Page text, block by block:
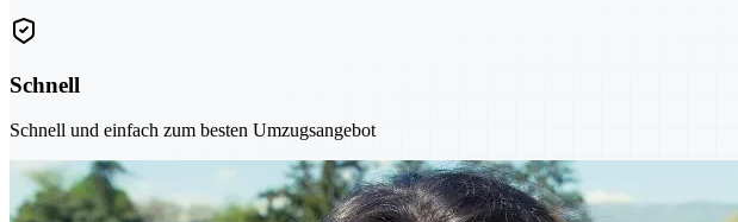
Schnell
Schnell und einfach zum besten Umzugsangebot